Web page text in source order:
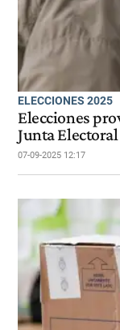
ELECCIONES 2025
Elecciones
Junta
07-09-2025 12:17